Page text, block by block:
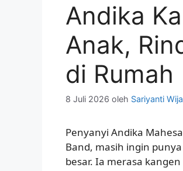
Andika
Anak,
di Rumah
8 Juli 2026 oleh Sariyanti
Penyanyi Andika
Band, masih ingin
besar. Ia merasa